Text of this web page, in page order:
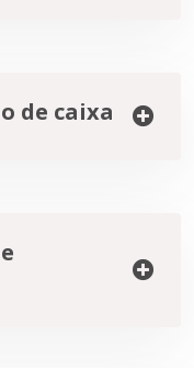
de caixa